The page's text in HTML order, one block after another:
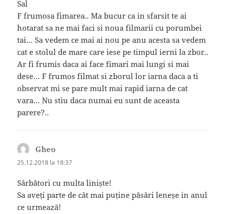
Sal
F frumosa fimarea.. Ma bucur ca in sfarsit te ai
hotarat sa ne mai faci si noua filmarii cu porumbei
tai… Sa vedem ce mai ai nou pe anu acesta sa vedem
cat e stolul de mare care iese pe timpul ierni la zbor..
Ar fi frumis daca ai face fimari mai lungi si mai
dese… F frumos filmat si zborul lor iarna daca a ti
observat mi se pare mult mai rapid iarna de cat
vara… Nu stiu daca numai eu sunt de aceasta
parere?..
Gheo
25.12.2018 la 18:37
Sărbători cu multa liniște!
Sa aveți parte de cât mai puține păsări leneșe in anul
ce urmează!